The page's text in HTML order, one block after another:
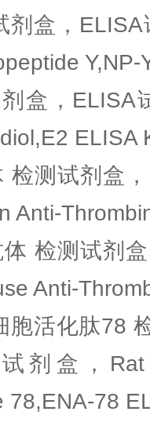
剂盒，
Y,NP-
盒，ELISA
ELISA
检测试剂盒
Anti-
检测试剂
Anti-
胞活化肽78
剂盒，Rat
78,ENA-78